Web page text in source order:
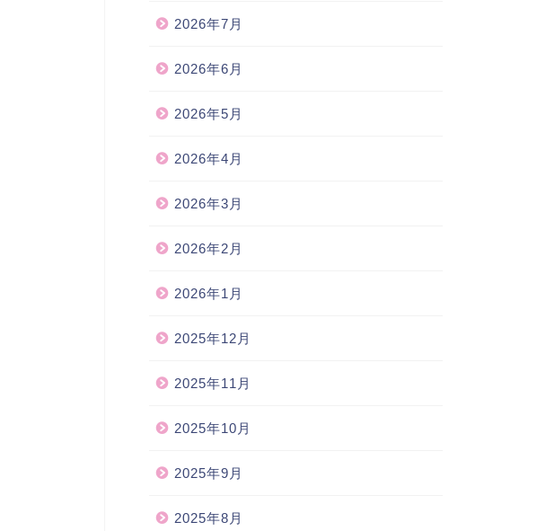
2026年7月
2026年6月
2026年5月
2026年4月
2026年3月
2026年2月
2026年1月
2025年12月
2025年11月
2025年10月
2025年9月
2025年8月